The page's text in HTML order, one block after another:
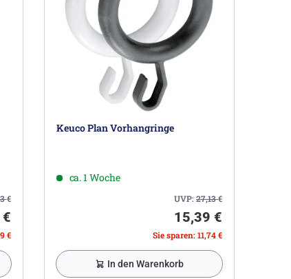
€
€
Keuco Plan Vorhangringe
ca. 1 Woche
UVP:27,13€
15,39 €
Sie sparen: 11,74 €
In den Warenkorb